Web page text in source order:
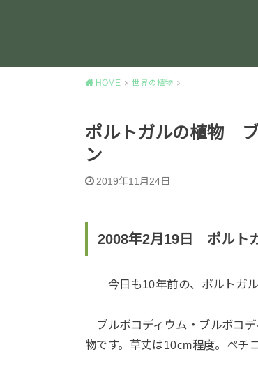
HOME 世界の植物
ポルトガルの植物 ブ
ン
2019年11月24日
2008年2月19日 ポルト
今日も10年前の、ポルトガル
ブルボコディウム・ブルボコ
物です。草丈は10cm程度。ペチ